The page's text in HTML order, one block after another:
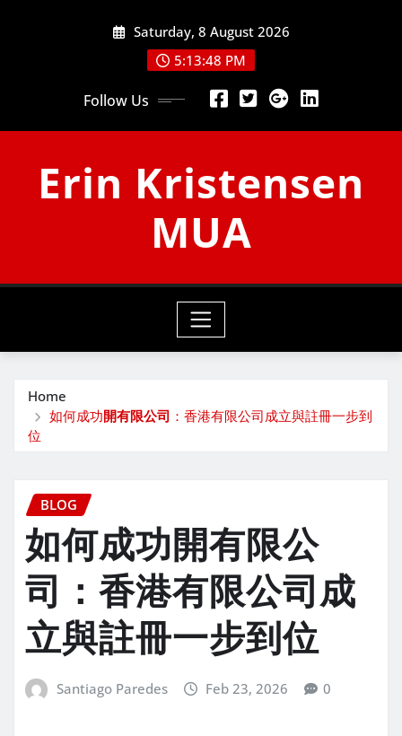
Saturday, 8 August 2026
5:13:49 PM
Follow Us
Erin Kristensen
MUA
Home
如何成功開有限公司 ：香港有限公司成立與註冊一步到
位
BLOG
如何成功開有限公
司 ：香港有限公司成
立與註冊一步到位
Santiago Paredes Feb 23, 2026 0